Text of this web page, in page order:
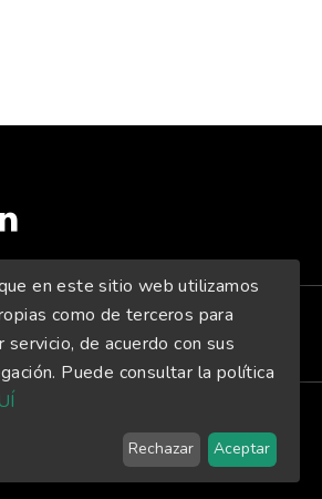
linkedin
en este sitio web utilizamos
como de terceros para
servicio, de acuerdo con sus
Puede consultar la política
Rechazar Aceptar